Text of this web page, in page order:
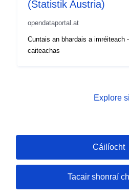
(Statistik Austria)
opendataportal.at
Cuntais an bhardais a
caiteachas
Explore
Cáilíocht
Tacair shonraí